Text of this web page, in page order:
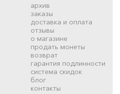
архив
заказы
доставка и оплата
отзывы
о магазине
продать монеты
возврат
гарантия подлинности
система скидок
блог
контакты